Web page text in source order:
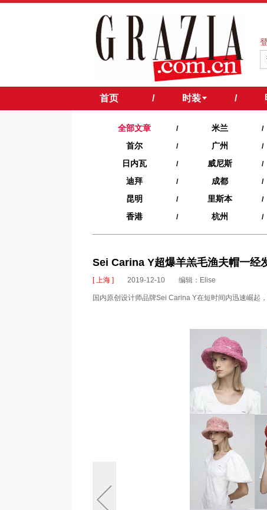
首页 / 时装 /
全部文章 / 米兰 /
首尔 / 广州 /
日内瓦 / 威尼斯 /
迪拜 / 成都 /
昆明 / 里斯本 /
香港 / 杭州 /
Sei Carina Y超爆羊羔毛渔夫帽一经
[ 上海 ] 2019-12-10 编辑：Elise
国内原创设计师品牌Sei Carina Y在短时间内迅速崛起